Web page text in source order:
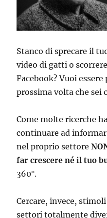
Stanco di sprecare il
video di gatti o
Facebook? Vuoi
prossima volta che sei
Come molte ricerche
continuare ad
nel proprio settore
far crescere né il tuo
360°.
Cercare, invece,
settori totalmente